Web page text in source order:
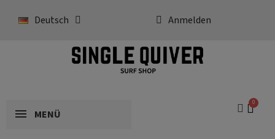
Deutsch Anmelden
MENÜ